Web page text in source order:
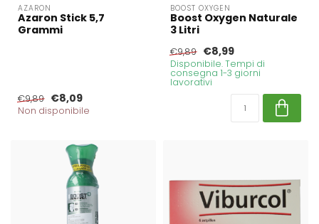
AZARON
Azaron Stick 5,7
Grammi
€9,89 €8,09
Non disponibile
BOOST OXYGEN
Boost Oxygen Naturale
3 Litri
€9,89 €8,99
Disponibile. Tempi di
consegna 1-3 giorni
lavorativi